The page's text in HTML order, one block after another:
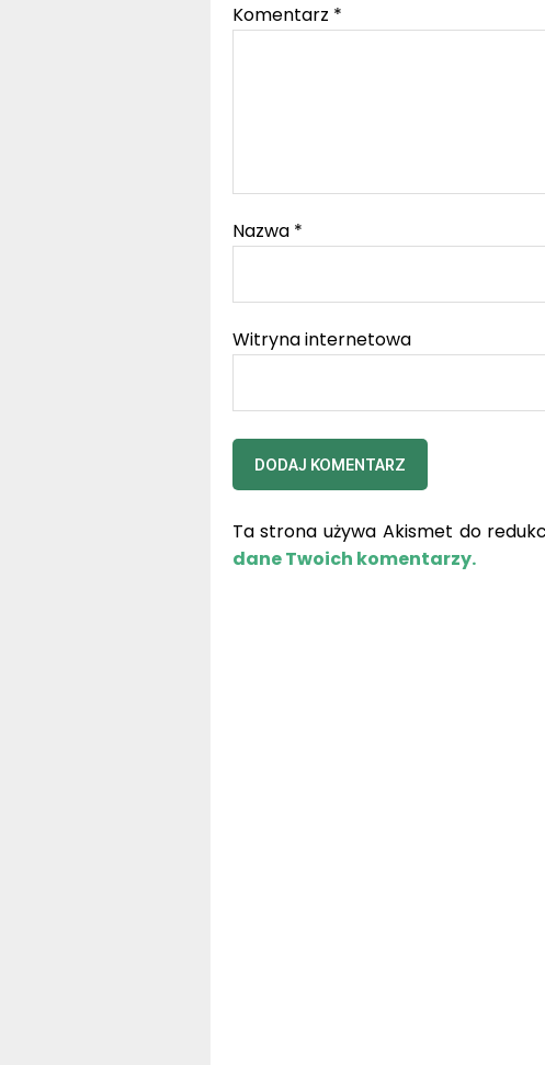
Komentarz *
Nazwa *
Witryna internetowa
Ta strona używa Akismet do
dane Twoich komentarzy.